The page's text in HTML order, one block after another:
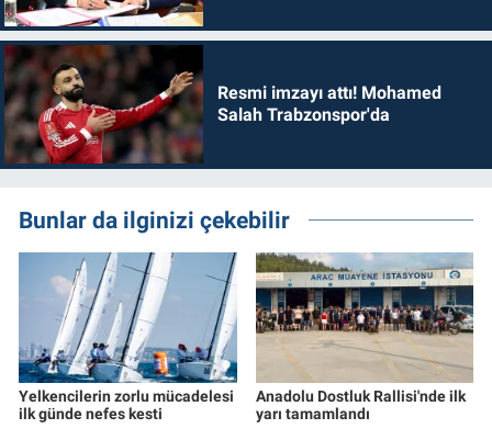
Resmi imzayı attı! Mohamed
Salah Trabzonspor'da
Bunlar da ilginizi çekebilir
Yelkencilerin zorlu mücadelesi
ilk günde nefes kesti
Anadolu Dostluk Rallisi'nde ilk
yarı tamamlandı